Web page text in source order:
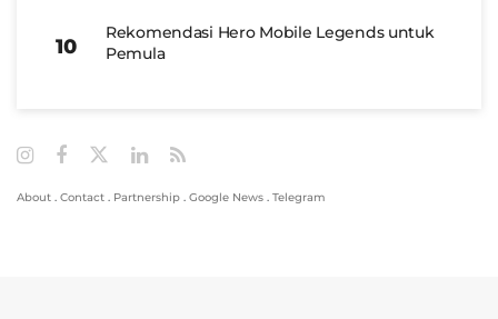
Rekomendasi Hero Mobile Legends untuk
Pemula
About . Contact . Partnership . Google News . Telegram